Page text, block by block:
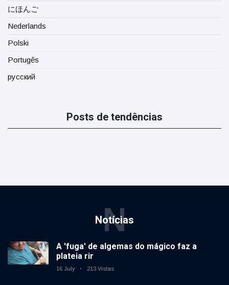
にほんご
Nederlands
Polski
Portugês
русский
Posts de tendências
Notícias
N
A 'fuga' de algemas do mágico faz a
plateia rir
16 July 213 Vistas